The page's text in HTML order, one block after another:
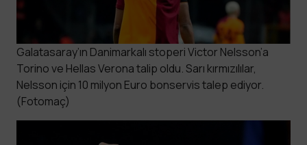
Galatasaray’ın Danimarkalı stoperi Victor Nelsson’a
Torino ve Hellas Verona talip oldu. Sarı kırmızılılar,
Nelsson için 10 milyon Euro bonservis talep ediyor.
(Fotomaç)